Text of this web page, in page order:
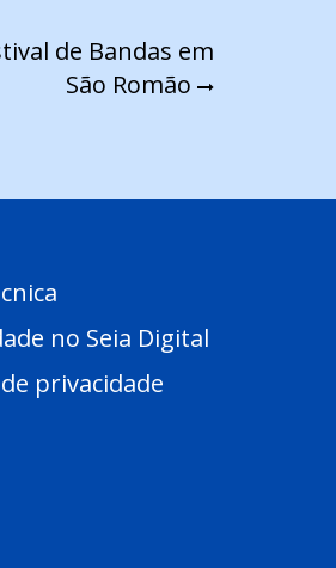
de Bandas em
São Romão
no Seia Digital
privacidade